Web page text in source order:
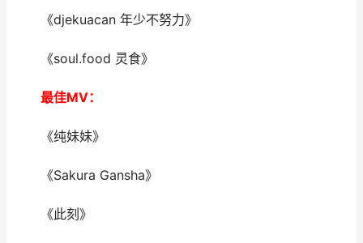
《djekuacan 年少不努力》
《soul.food 灵食》
最佳MV：
《纯妹妹》
《Sakura Gansha》
《此刻》